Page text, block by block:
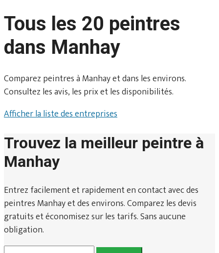
Tous les 20 peintres
dans Manhay
Comparez peintres à Manhay et dans les environs.
Consultez les avis, les prix et les disponibilités.
Afficher la liste des entreprises
Trouvez la meilleur peintre à
Manhay
Entrez facilement et rapidement en contact avec des
peintres Manhay et des environs. Comparez les devis
gratuits et économisez sur les tarifs. Sans aucune
obligation.